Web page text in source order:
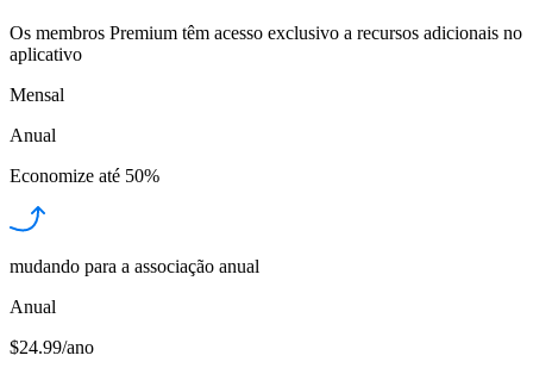
Os membros Premium têm acesso exclusivo a recursos adicionais no
aplicativo
Mensal
Anual
Economize até 50%
mudando para a associação anual
Anual
$24.99/ano